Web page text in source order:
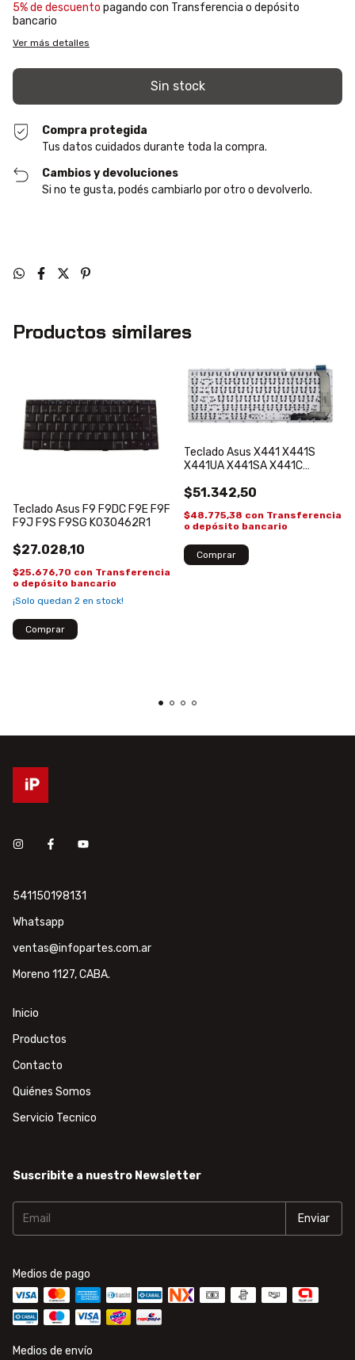
5% de descuento pagando con Transferencia o depósito
bancario
Ver más detalles
Compra protegida
Tus datos cuidados durante toda la compra.
Cambios y devoluciones
Si no te gusta, podés cambiarlo por otro o devolverlo.
Productos similares
Teclado Asus F9 F9DC F9E F9F
F9J F9S F9SG K030462R1
$27.028,10
$25.676,70 con Transferencia
o depósito bancario
¡Solo quedan 2 en stock!
Teclado Asus X441 X441S
X441UA X441SA X441C
$51.342,50
$48.775,38 con Transferencia
o depósito bancario
541150198131
Whatsapp
ventas@infopartes.com.ar
Moreno 1127, CABA.
Inicio
Productos
Contacto
Quiénes Somos
Servicio Tecnico
Suscribite a nuestro Newsletter
Medios de pago
Medios de envío